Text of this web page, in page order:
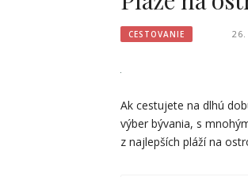
CESTOVANIE 26.
Ak cestujete na dlhú
výber bývania, s
z najlepších pláží na